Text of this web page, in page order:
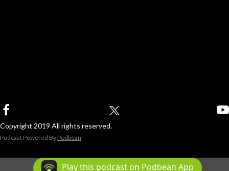
Copyright 2019 All rights reserved.
Podcast Powered By Podbean
Play this podcast on Podbean App